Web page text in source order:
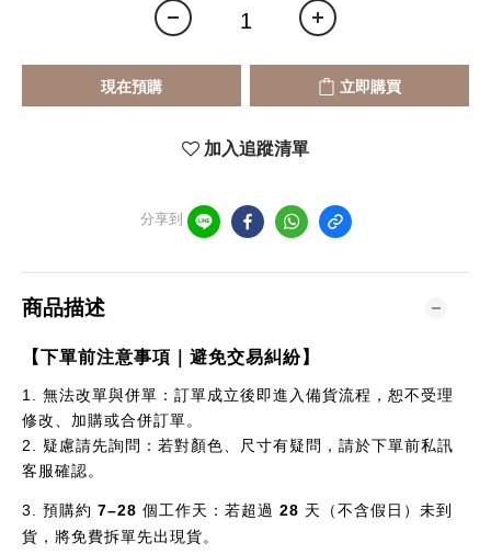
現在預購 立即購買
加入追蹤清單
分享到
商品描述
【下單前注意事項｜避免交易糾紛】
1.
無法改單與併單：訂單成立後即進入備貨流程，恕不受理
修改、加購或合併訂單。
2.
疑慮請先詢問：若對顏色、尺寸有疑問，請於下單前私訊
客服確認。
3. 預購約 7–28 個工作天：若超過 28 天（不含假日）未到
貨，將免費拆單先出現貨。